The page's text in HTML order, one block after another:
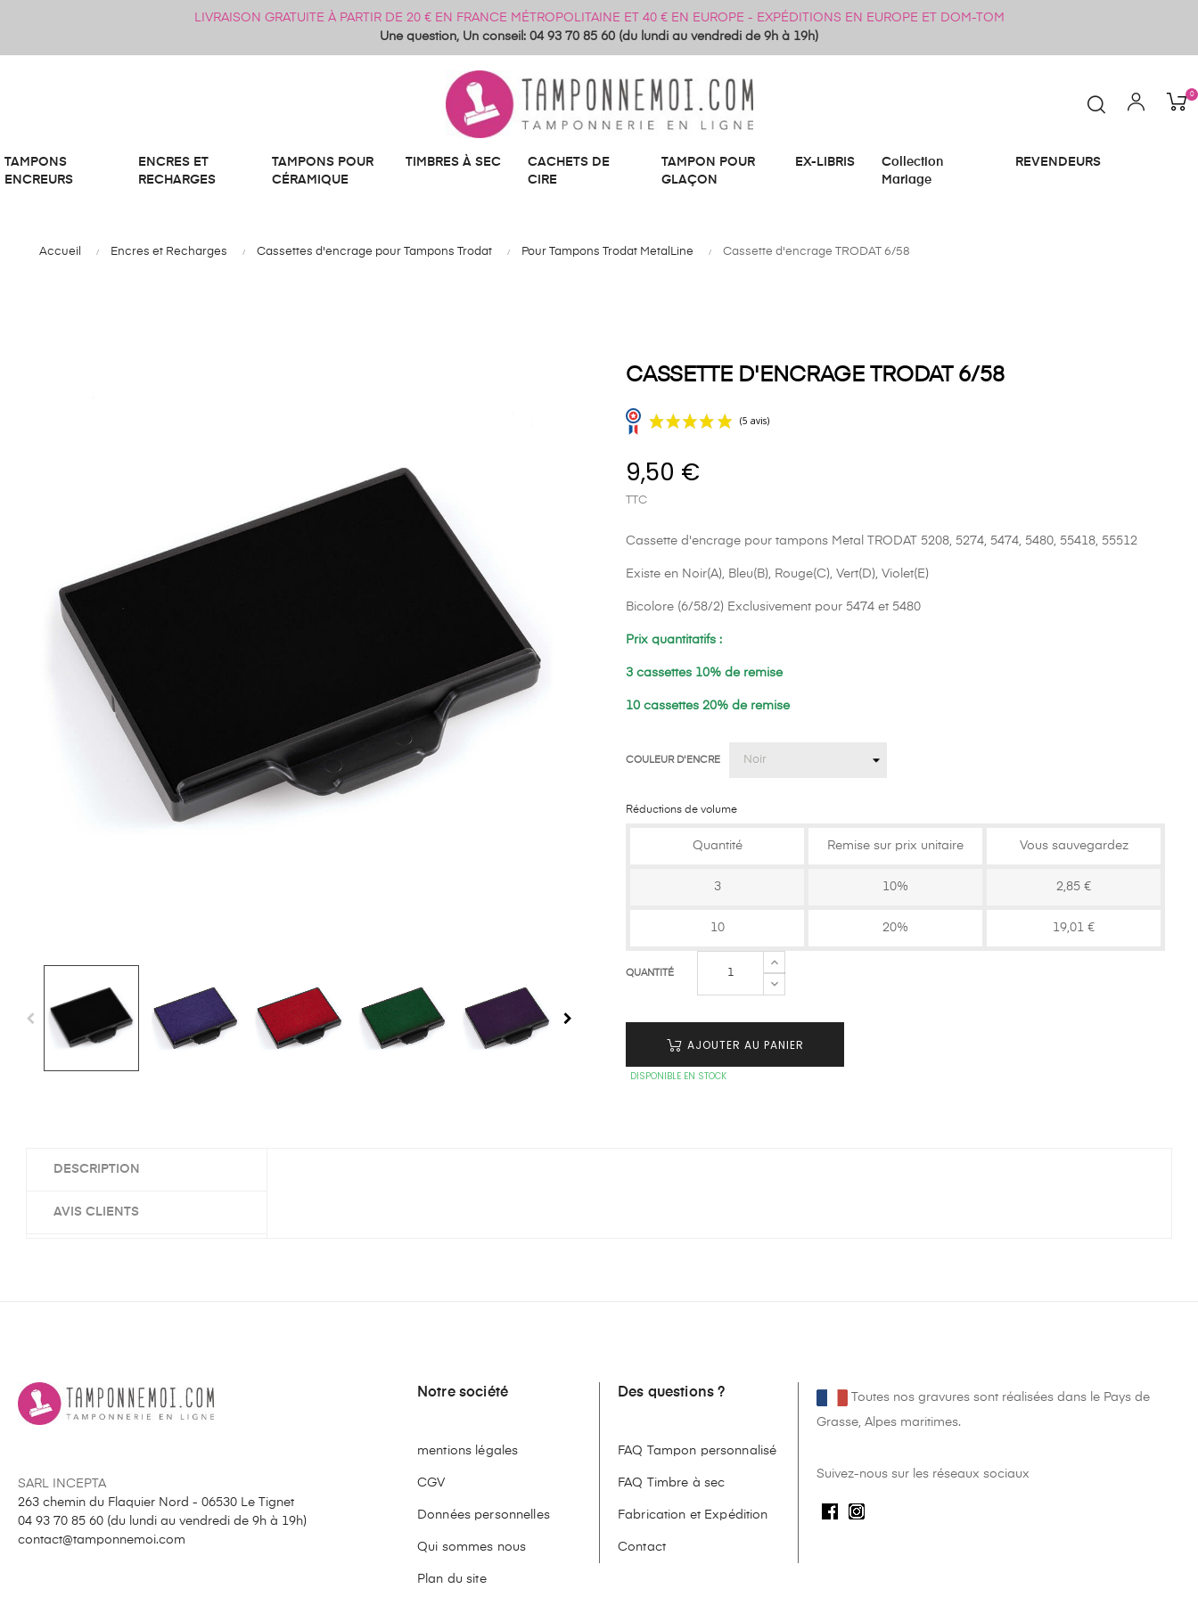
LIVRAISON GRATUITE À PARTIR DE 20 € EN FRANCE MÉTROPOLITAINE ET 40 € EN EUROPE - EXPÉDITIONS EN EUROPE ET DOM-TOM
Une question, Un conseil: 04 93 70 85 60 (du lundi au vendredi de 9h à 19h)
0
TAMPONS
ENCREURS
ENCRES ET
RECHARGES
TAMPONS POUR
CÉRAMIQUE
TIMBRES À SEC
CACHETS DE
CIRE
TAMPON POUR
GLAÇON
EX-LIBRIS
Collection
Mariage
REVENDEURS
Accueil Encres et Recharges Cassettes d'encrage pour Tampons Trodat Pour Tampons Trodat MetalLine Cassette d'encrage TRODAT 6/58
CASSETTE D'ENCRAGE TRODAT 6/58
9,50 €
TTC
Cassette d'encrage pour tampons Metal TRODAT 5208, 5274, 5474, 5480, 55418, 55512
Existe en Noir(A), Bleu(B), Rouge(C), Vert(D), Violet(E)
Bicolore (6/58/2) Exclusivement pour 5474 et 5480
Prix quantitatifs :
3 cassettes 10% de remise
10 cassettes 20% de remise
COULEUR D'ENCRE
Réductions de volume
Quantité Remise sur prix unitaire Vous sauvegardez
3 10% 2,85 €
10 20% 19,01 €
QUANTITÉ
AJOUTER AU PANIER
DISPONIBLE EN STOCK
DESCRIPTION
AVIS CLIENTS
SARL INCEPTA
263 chemin du Flaquier Nord - 06530 Le Tignet
04 93 70 85 60 (du lundi au vendredi de 9h à 19h)
contact@tamponnemoi.com
Notre société
mentions légales
CGV
Données personnelles
Qui sommes nous
Plan du site
Des questions ?
FAQ Tampon personnalisé
FAQ Timbre à sec
Fabrication et Expédition
Contact
Toutes nos gravures sont réalisées dans le Pays de
Grasse, Alpes maritimes.
Suivez-nous sur les réseaux sociaux